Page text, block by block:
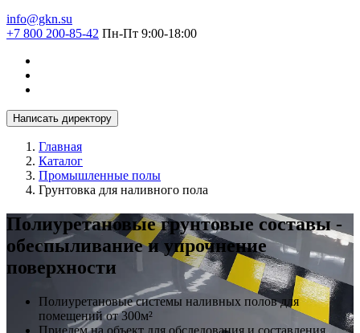
info@gkn.su
+7 800 200-85-42 Пн-Пт 9:00-18:00
Написать директору
Главная
Каталог
Промышленные полы
Грунтовка для наливного пола
Полиуретановые грунтовые составы -
обеспыливание и упрочнение
поверхности
Полиуретановые системы наливных полов для
помещений от 300м²
Приедем на объект для обследования и составления